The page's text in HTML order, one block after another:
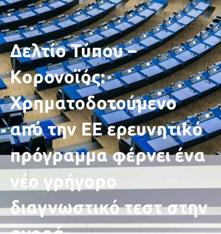
Δελτίο Τύπου –
Κορονοϊός:
Χρηματοδοτούμενο
από την ΕΕ ερευνητικό
πρόγραμμα φέρνει ένα
νέο γρήγορο
διαγνωστικό τεστ στην